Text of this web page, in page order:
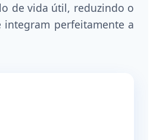
de vida útil, reduzindo o
integram perfeitamente a